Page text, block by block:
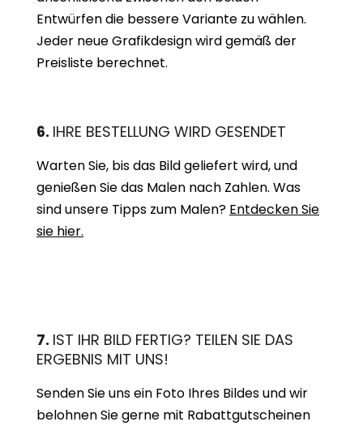
Entwürfen die bessere Variante zu wählen.
Jeder neue Grafikdesign wird gemäß der
Preisliste berechnet.
6. IHRE BESTELLUNG WIRD GESENDET
Warten Sie, bis das Bild geliefert wird, und
genießen Sie das Malen nach Zahlen. Was
sind unsere Tipps zum Malen? Entdecken Sie
sie hier.
7. IST IHR BILD FERTIG? TEILEN SIE DAS
ERGEBNIS MIT UNS!
Senden Sie uns ein Foto Ihres Bildes und wir
belohnen Sie gerne mit Rabattgutscheinen